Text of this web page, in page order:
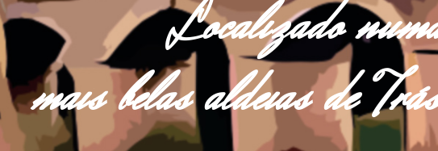
Localizado
mais belas aldeias de